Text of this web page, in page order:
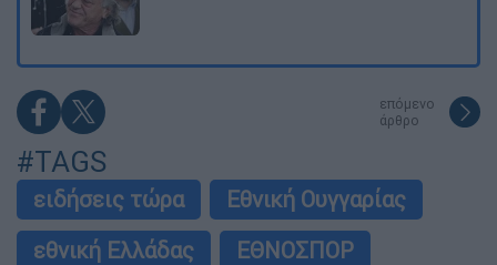
επόμενο
άρθρο
#TAGS
ειδήσεις τώρα
Εθνική Ουγγαρίας
εθνική Ελλάδας
ΕΘΝΟΣΠΟΡ